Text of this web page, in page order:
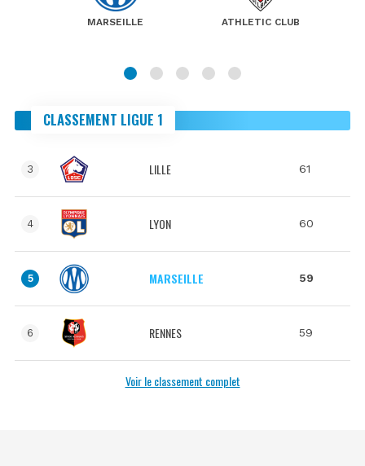
MARSEILLE ATHLETIC CLUB
CLASSEMENT LIGUE 1
3 LILLE 61
4 LYON 60
5 MARSEILLE 59
6 RENNES 59
Voir le classement complet